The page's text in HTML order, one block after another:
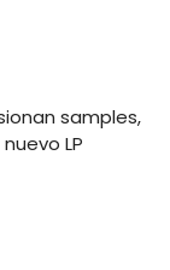
samples,
LP